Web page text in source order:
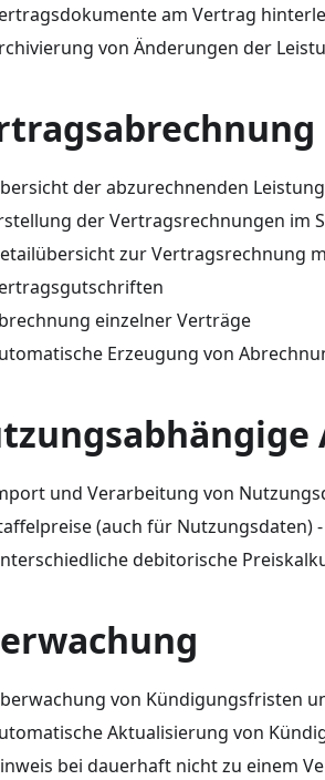
am Vertrag
von Änderungen der
der abzurechnenden
der Vertragsrechnungen im
zur Vertragsrechnung
einzelner Verträge
Erzeugung von
und Verarbeitung von
(auch für Nutzungsdaten)
debitorische
von Kündigungsfristen
Aktualisierung von
bei dauerhaft nicht zu einem